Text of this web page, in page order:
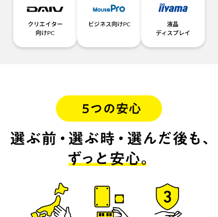
クリエイター
向けPC
ビジネス向けPC
液晶
ディスプレイ